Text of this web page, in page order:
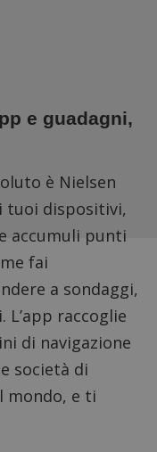
e guadagni,
è Nielsen
tuoi dispositivi,
accumuli punti
fai
a sondaggi,
raccoglie
di navigazione
società di
mondo, e ti